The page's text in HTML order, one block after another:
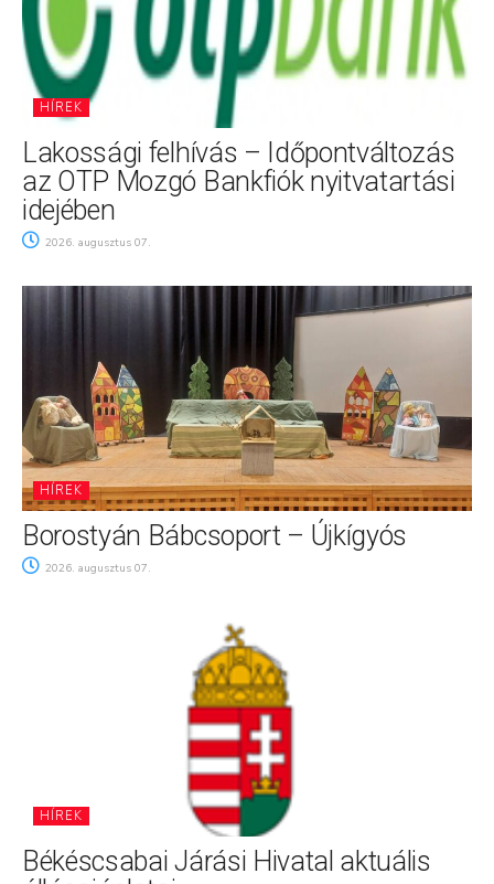
HÍREK
Lakossági felhívás – Időpontváltozás
az OTP Mozgó Bankfiók nyitvatartási
idejében
2026. augusztus 07.
HÍREK
Borostyán Bábcsoport – Újkígyós
2026. augusztus 07.
HÍREK
Békéscsabai Járási Hivatal aktuális